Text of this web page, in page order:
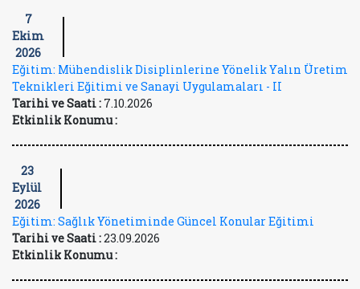
7
Ekim
2026
Eğitim: Mühendislik Disiplinlerine Yönelik Yalın Üretim
Teknikleri Eğitimi ve Sanayi Uygulamaları - II
Tarihi ve Saati : 7.10.2026
Etkinlik Konumu :
23
Eylül
2026
Eğitim: Sağlık Yönetiminde Güncel Konular Eğitimi
Tarihi ve Saati :23.09.2026
Etkinlik Konumu :